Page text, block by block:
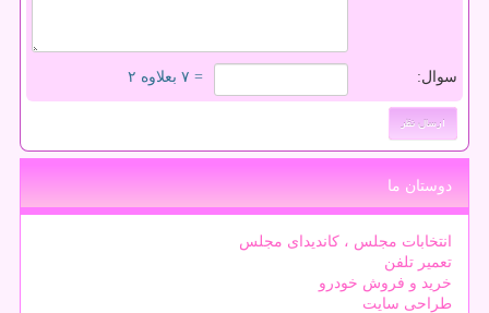
سوال: = ۷ بعلاوه ۲
دوستان ما
انتخابات مجلس ، کاندیدای مجلس
تعمیر تلفن
خرید و فروش خودرو
طراحی سایت